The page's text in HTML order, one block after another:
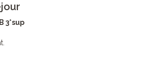
3*sup